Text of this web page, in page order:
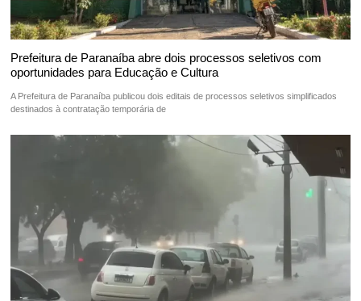
Prefeitura de Paranaíba abre dois processos seletivos com
oportunidades para Educação e Cultura
A Prefeitura de Paranaíba publicou dois editais de processos seletivos simplificados
destinados à contratação temporária de